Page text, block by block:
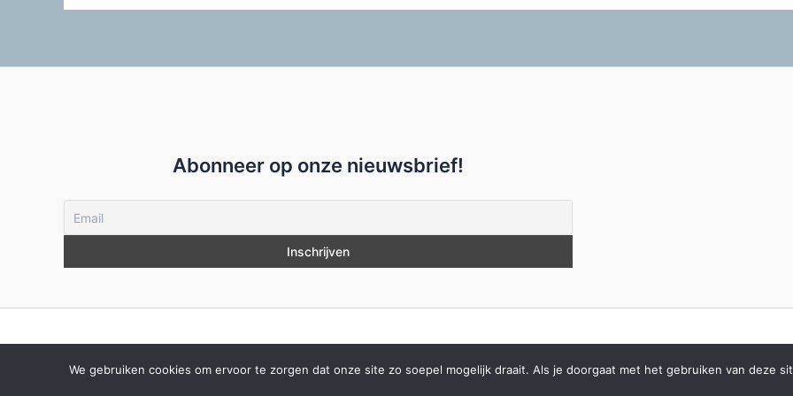
Abonneer op onze nieuwsbrief!
We gebruiken cookies om ervoor te zorgen dat onze site zo soepel mogelijk draait. Als je doorgaat met het gebruiken van deze